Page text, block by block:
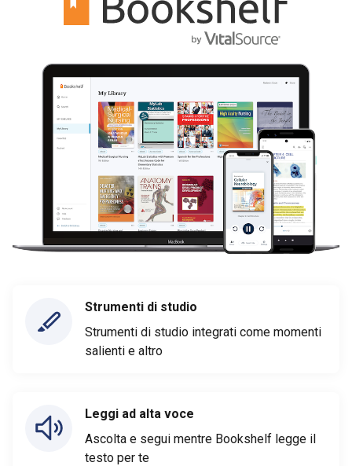
Strumenti di studio
Strumenti di studio integrati come momenti
salienti e altro
Leggi ad alta voce
Ascolta e segui mentre Bookshelf legge il
testo per te